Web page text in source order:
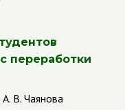
переработки
В. Чаянова